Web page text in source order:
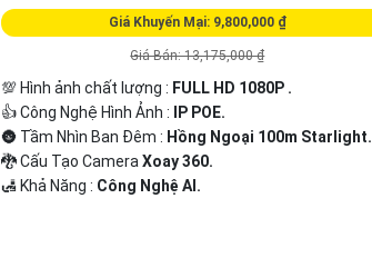
Giá Khuyến Mại: 9,800,000 ₫
Giá Bán: 13,175,000 ₫
💯 Hình ảnh chất lượng : FULL HD 1080P .
👍 Công Nghệ Hình Ảnh :
IP POE.
🌚 Tầm Nhìn Ban Đêm : Hồng Ngoại 100m Starlight.
🐉️ Cấu Tạo CameraXoay 360.
️🛃 Khả Năng : Công Nghệ AI.